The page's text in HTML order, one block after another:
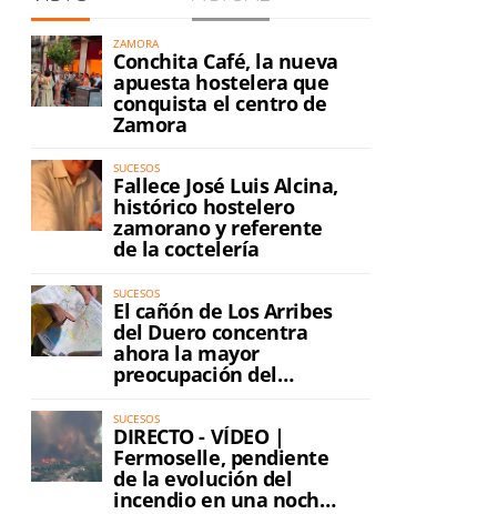
ZAMORA
Conchita Café, la nueva
apuesta hostelera que
conquista el centro de
Zamora
SUCESOS
Fallece José Luis Alcina,
histórico hostelero
zamorano y referente
de la coctelería
SUCESOS
El cañón de Los Arribes
del Duero concentra
ahora la mayor
preocupación del
incendio
SUCESOS
DIRECTO - VÍDEO |
Fermoselle, pendiente
de la evolución del
incendio en una noche